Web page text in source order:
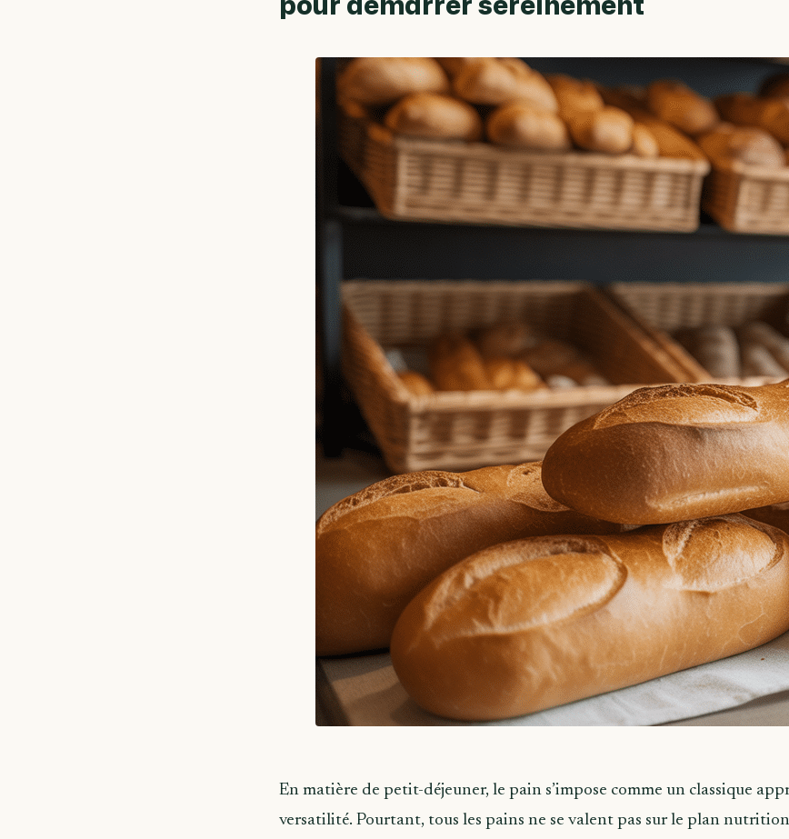
En matière de petit-déjeuner, le pain s’impose comme un classique
versatilité. Pourtant, tous les pains ne se valent pas sur le plan